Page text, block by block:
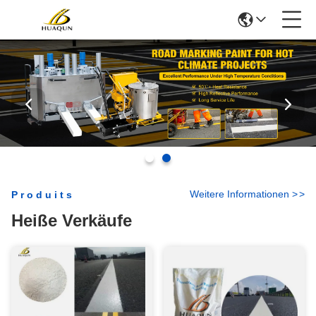
Produits
Heiße Verkäufe
Weitere Informationen >>